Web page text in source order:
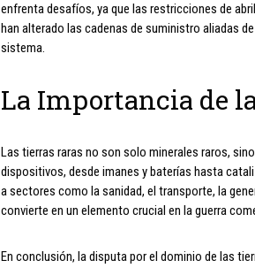
enfrenta desafíos, ya que las restricciones de
han alterado las cadenas de suministro aliadas
sistema.
La Importancia de
Las tierras raras no son solo minerales raros,
dispositivos, desde imanes y baterías hasta
a sectores como la sanidad, el transporte, la
convierte en un elemento crucial en la guerra
En conclusión, la disputa por el dominio de las